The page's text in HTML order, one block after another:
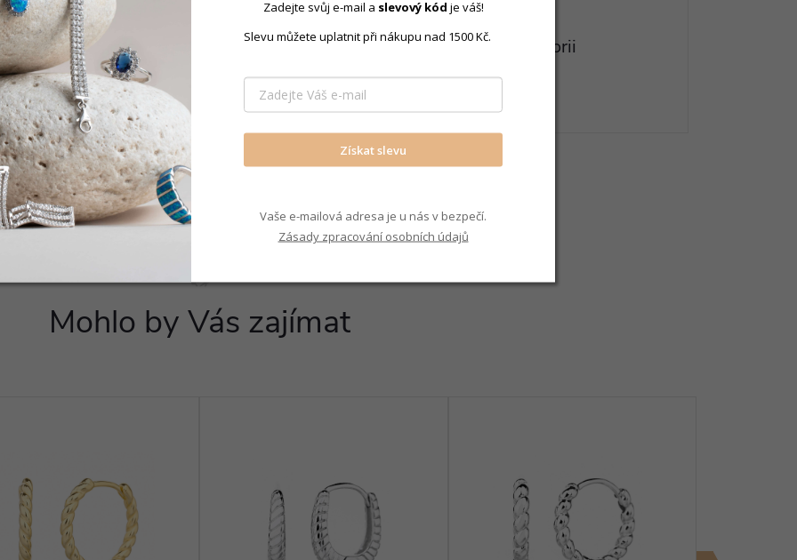
Produkt naleznete v této kategorii
Náušnice francouzské
Mohlo by Vás zajímat
Zadejte svůj e-mail a slevový kód je váš!
Slevu můžete uplatnit při nákupu nad 1500 Kč.
Získat slevu
Vaše e-mailová adresa je u nás v bezpečí.
Zásady zpracování osobních údajů